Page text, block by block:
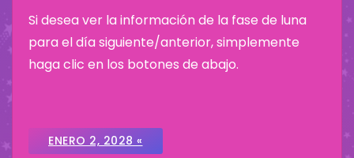
Si desea ver la información de la fase de luna
para el día siguiente/anterior, simplemente
haga clic en los botones de abajo.
ENERO 2, 2028 «